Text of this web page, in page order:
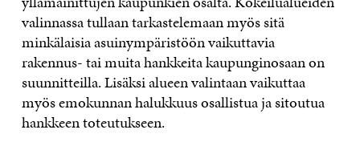
valinnassa tullaan tarkastelemaan myös sitä
minkälaisia asuinympäristöön vaikuttavia
rakennus- tai muita hankkeita kaupunginosaan on
suunnitteilla. Lisäksi alueen valintaan vaikuttaa
myös emokunnan halukkuus osallistua ja sitoutua
hankkeen toteutukseen.